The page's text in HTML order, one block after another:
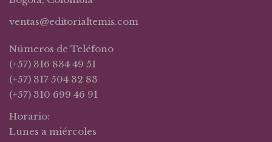
ventas@editorialtemis.com
Números de Teléfono
(+57) 316 834 49 51
(+57) 317 504 32 83
(+57) 310 699 46 91
Horario:
Lunes a miércoles